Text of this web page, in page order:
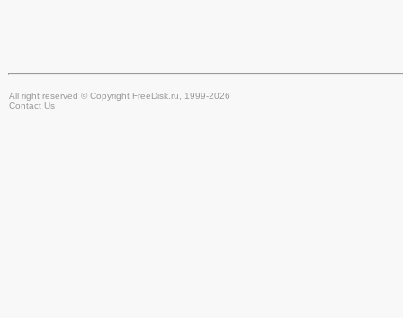
All right reserved © Copyright FreeDisk.ru, 1999-2026
Contact Us